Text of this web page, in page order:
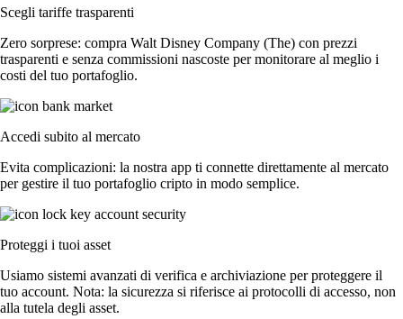
Scegli tariffe trasparenti
Zero sorprese: compra Walt Disney Company (The) con prezzi
trasparenti e senza commissioni nascoste per monitorare al meglio i
costi del tuo portafoglio.
Accedi subito al mercato
Evita complicazioni: la nostra app ti connette direttamente al mercato
per gestire il tuo portafoglio cripto in modo semplice.
Proteggi i tuoi asset
Usiamo sistemi avanzati di verifica e archiviazione per proteggere il
tuo account. Nota: la sicurezza si riferisce ai protocolli di accesso, non
alla tutela degli asset.